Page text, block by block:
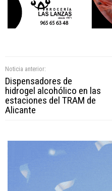
Noticia anterior:
Dispensadores de
hidrogel alcohólico en las
estaciones del TRAM de
Alicante